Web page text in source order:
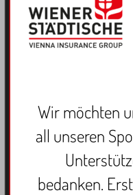
Wir möchten
all unseren
bedanken.